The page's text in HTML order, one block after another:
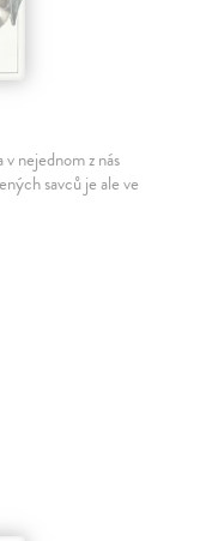
nejednom z nás
savců je ale ve